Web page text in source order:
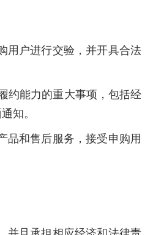
用户进行交验，并开具合法
约能力的重大事项，包括经
知。
品和售后服务，接受申购用